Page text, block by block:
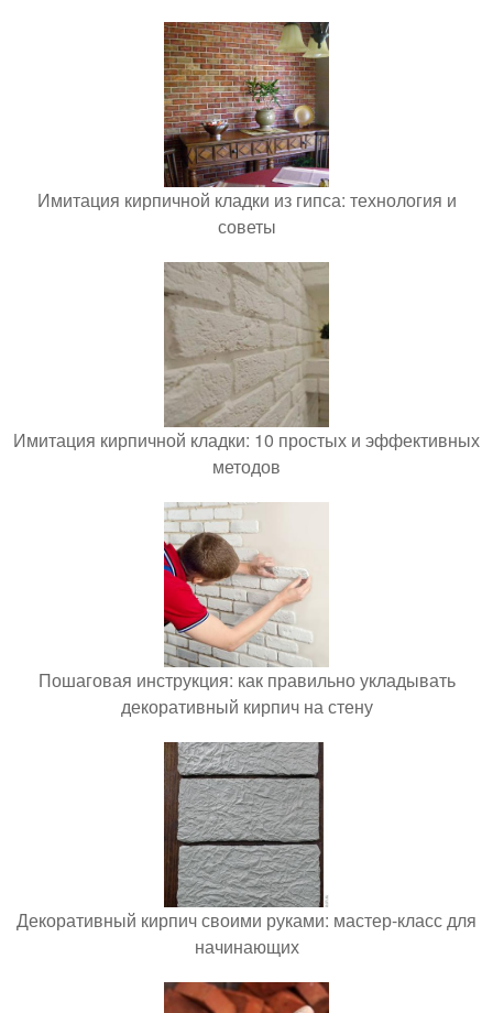
Имитация кирпичной кладки из гипса: технология и
советы
Имитация кирпичной кладки: 10 простых и эффективных
методов
Пошаговая инструкция: как правильно укладывать
декоративный кирпич на стену
Декоративный кирпич своими руками: мастер-класс для
начинающих